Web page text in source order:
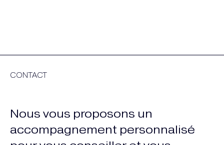
CONTACT
Nous vous proposons un
accompagnement personnalisé